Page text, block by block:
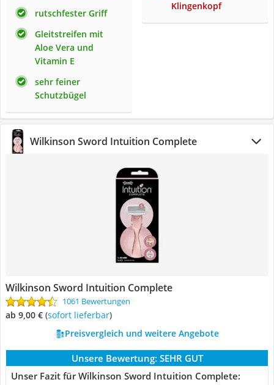
rutschfester Griff
Gleitstreifen mit
Aloe Vera und
Vitamin E
sehr feiner
Schutzbügel
Klingenkopf
Wilkinson Sword Intuition Complete
Wilkinson Sword Intuition Complete
1061 Bewertungen
ab 9,00 € ( Sofort lieferbar)
Preisvergleich und weitere Angebote
Unsere Bewertung: SEHR GUT
Unser Fazit für Wilkinson Sword Intuition Complete: